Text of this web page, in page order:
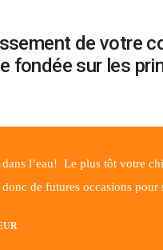
de votre
fondée sur les
l’eau! Le plus tôt votre
de futures occasions pour